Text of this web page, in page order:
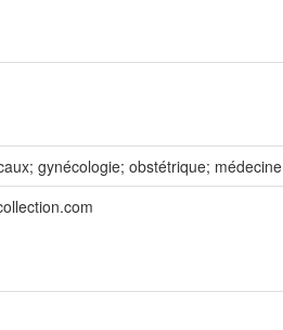
gynécologie; obstétrique; médecine